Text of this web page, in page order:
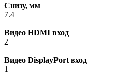
Снизу, мм
7.4
Видео HDMI вход
2
Видео DisplayPort вход
1